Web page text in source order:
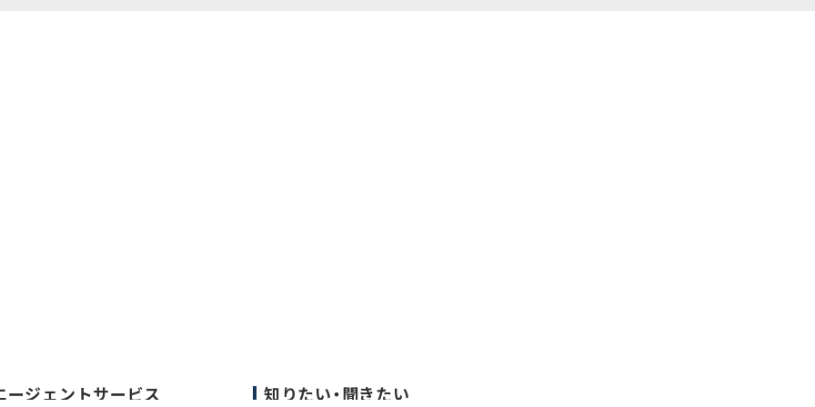
ージェントサービス 知りたい・聞きたい